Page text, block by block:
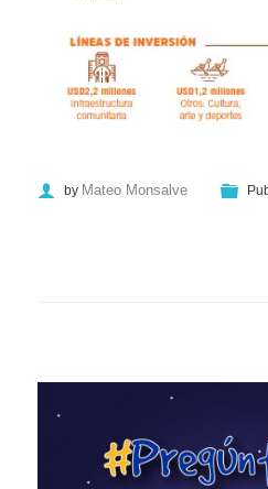
by Mateo Monsalve